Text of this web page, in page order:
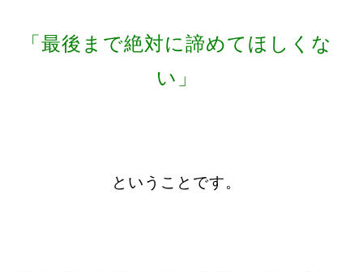
「最後まで絶対に諦めてほしくな
い」
ということです。